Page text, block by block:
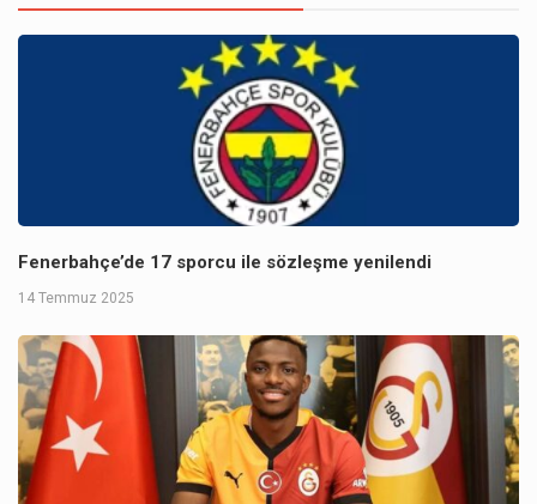
Fenerbahçe’de 17 sporcu ile sözleşme yenilendi
14 Temmuz 2025